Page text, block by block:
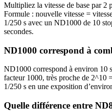
Multipliez la vitesse de base par 2
Formule : nouvelle vitesse =
1/250 s avec un ND1000 de 10
secondes.
ND1000 correspond à
ND1000 correspond à environ 10
facteur 1000, très proche de
1/250 s en une exposition
Quelle différence entre